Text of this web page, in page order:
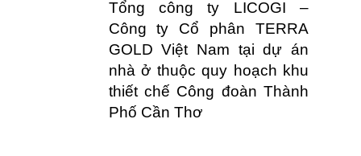
Tổng công ty LICOGI –
Công ty Cổ phân TERRA
GOLD Việt Nam tại dự án
nhà ở thuộc quy hoạch khu
thiết chế Công đoàn Thành
Phố Cần Thơ